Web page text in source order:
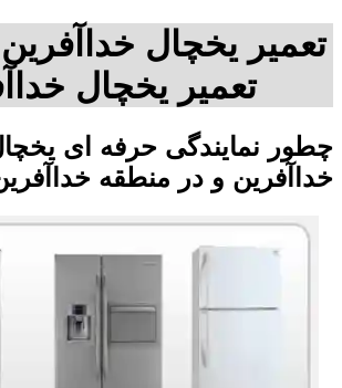
تعمیر یخچال
تعمیر یخچال
چطور نمایندگی حرفه ای
خداآفرین و در منطقه